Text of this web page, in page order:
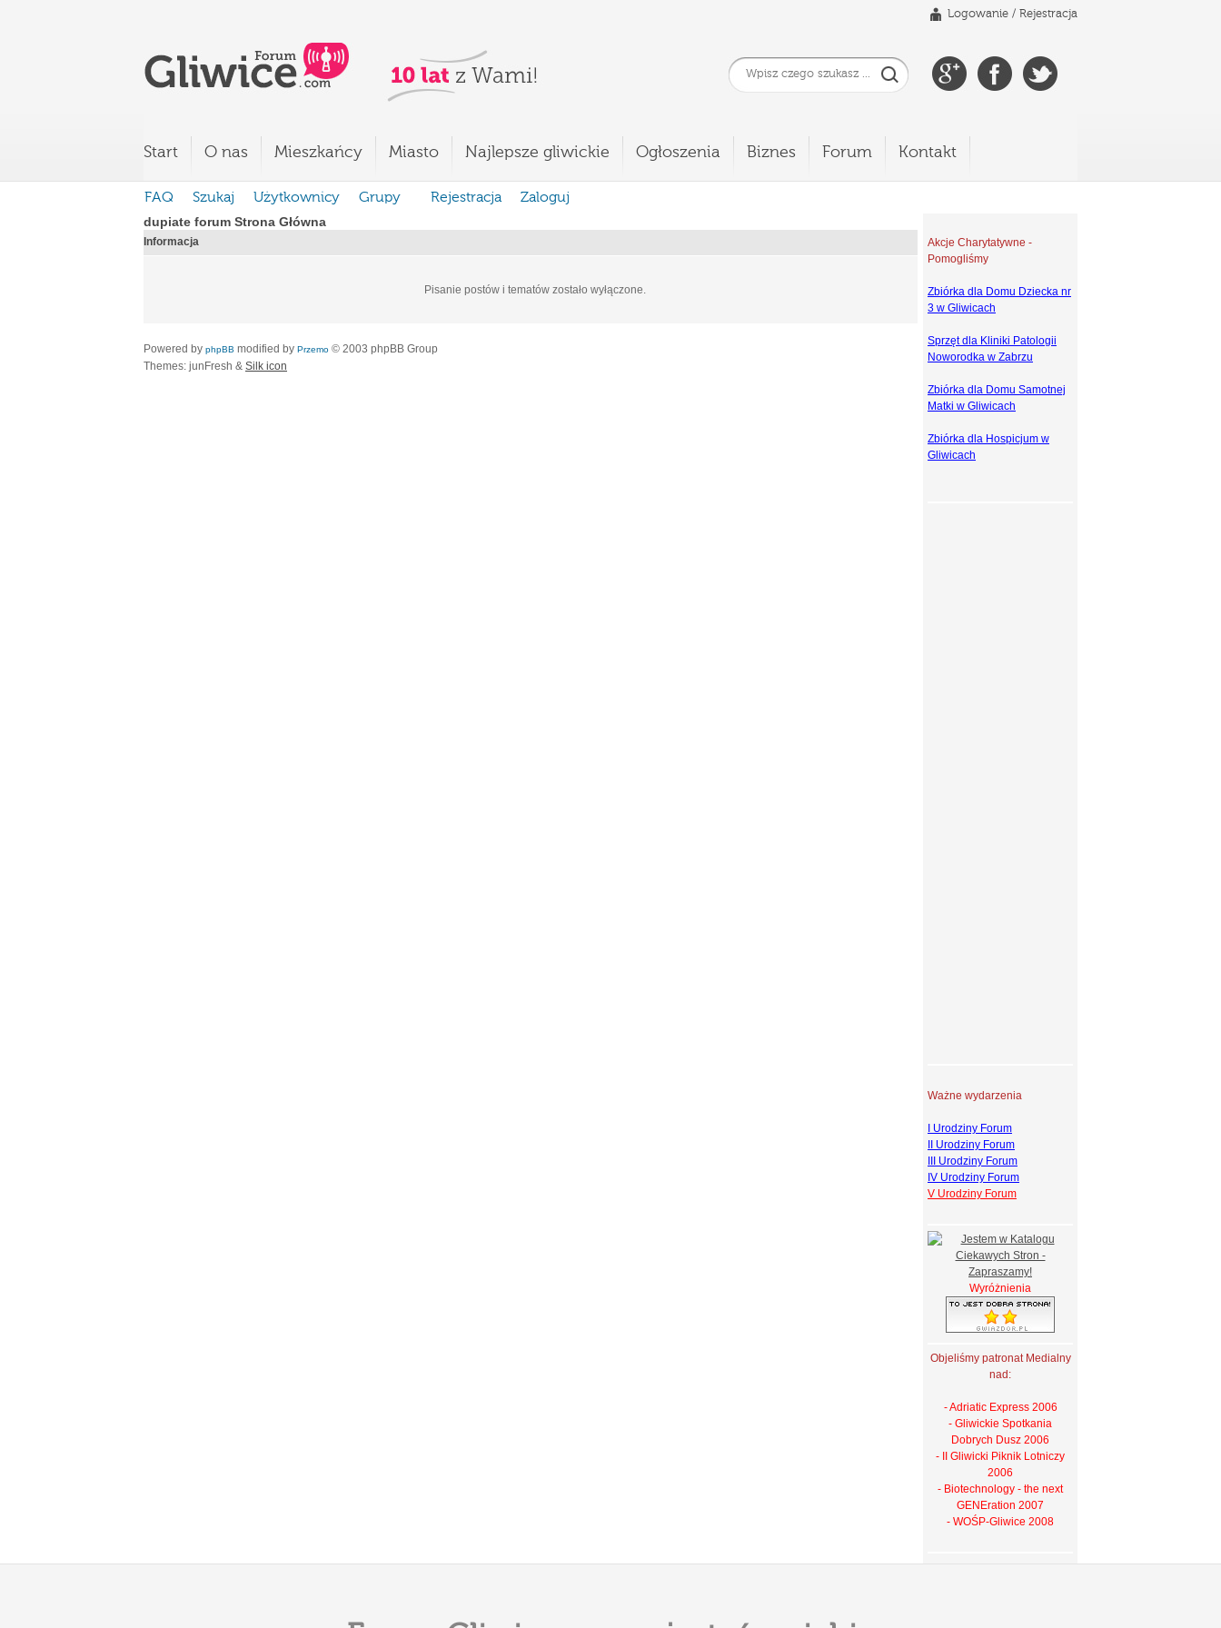
Logowanie / Rejestracja
Start O nas Mieszkańcy Miasto Najlepsze gliwickie Ogłoszenia Biznes Forum Kontakt
FAQ Szukaj Użytkownicy Grupy Rejestracja
Zaloguj
dupiate forum Strona Główna
Informacja
Pisanie postów i tematów zostało wyłączone.
Powered by phpBB modified by Przemo © 2003 phpBB Group
Themes: junFresh & Silk icon
Akcje Charytatywne -
Pomogliśmy
Zbiórka dla Domu Dziecka nr
3 w Gliwicach
Sprzęt dla Kliniki Patologii
Noworodka w Zabrzu
Zbiórka dla Domu Samotnej
Matki w Gliwicach
Zbiórka dla Hospicjum w
Gliwicach
Ważne wydarzenia
I Urodziny Forum
II Urodziny Forum
III Urodziny Forum
IV Urodziny Forum
V Urodziny Forum
Wyróżnienia
Objeliśmy patronat Medialny
nad:
- Adriatic Express 2006
- Gliwickie Spotkania
Dobrych Dusz 2006
- II Gliwicki Piknik Lotniczy
2006
- Biotechnology - the next
GENEration 2007
- WOŚP-Gliwice 2008